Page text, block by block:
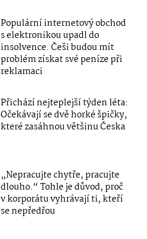
Populární internetový obchod
s elektronikou upadl do
insolvence. Češi budou mít
problém získat své peníze při
reklamaci
Přichází nejteplejší týden léta:
Očekávají se dvě horké špičky,
které zasáhnou většinu Česka
„Nepracujte chytře, pracujte
dlouho.“ Tohle je důvod, proč
v korporátu vyhrávají ti, kteří
se nepředřou